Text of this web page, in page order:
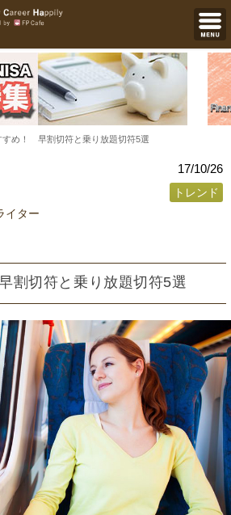
すめ！ 早割切符と乗り放題切符5選
17/10/26
トレンド
イター
割切符と乗り放題切符5選